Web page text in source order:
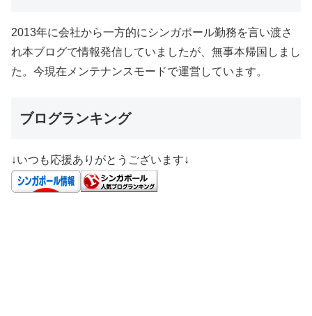
2013年に会社から一方的にシンガポール勤務を言い渡さ
れ本ブログで情報発信していましたが、無事本帰国しまし
た。今現在メンテナンスモードで運営しています。
ブログランキング
↓いつも応援ありがとうございます↓